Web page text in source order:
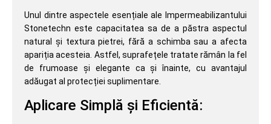
Unul dintre aspectele esențiale ale Impermeabilizantului
Stonetechn este capacitatea sa de a păstra aspectul
natural și textura pietrei, fără a schimba sau a afecta
apariția acesteia. Astfel, suprafețele tratate rămân la fel
de frumoase și elegante ca și înainte, cu avantajul
adăugat al protecției suplimentare.
Aplicare Simplă și Eficientă: